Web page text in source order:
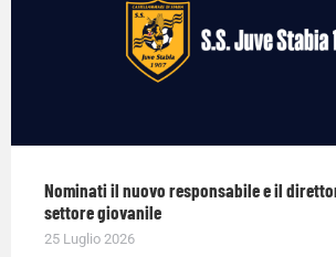
Nominati il nuovo responsabile e il
settore giovanile
25 Luglio 2026